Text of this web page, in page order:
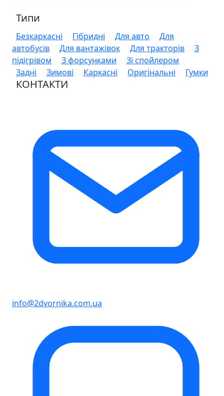
Типи
Безкаркасні Гібридні Для авто
Для
автобусів
Для вантажівок Для тракторів
З
підігрівом
З форсунками
Зі спойлером
Задні
Зимові Каркасні Оригінальні Гумки
КОНТАКТИ
info@2dvornika.com.ua